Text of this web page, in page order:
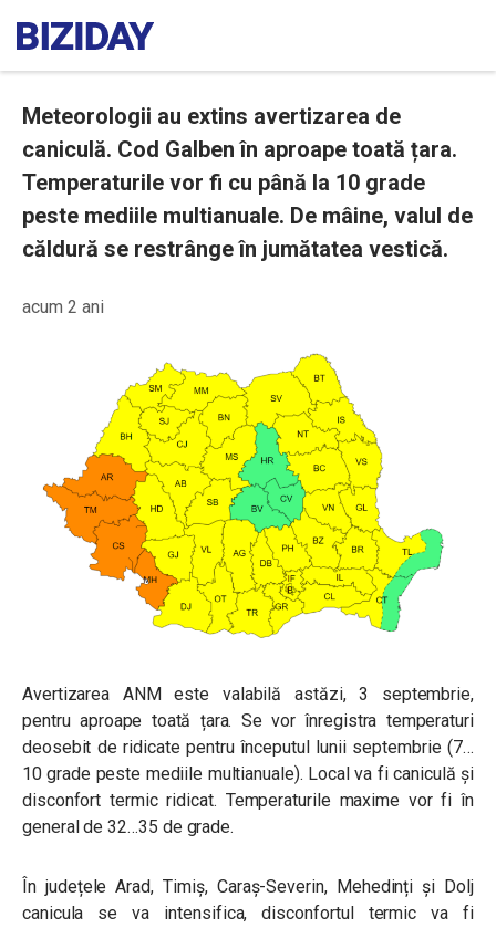
Meteorologii au extins avertizarea de
caniculă. Cod Galben în aproape toată țara.
Temperaturile vor fi cu până la 10 grade
peste mediile multianuale. De mâine, valul de
căldură se restrânge în jumătatea vestică.
acum 2 ani
Avertizarea ANM este valabilă astăzi, 3 septembrie,
pentru aproape toată țara. Se vor înregistra temperaturi
deosebit de ridicate pentru începutul lunii septembrie (7…
10 grade peste mediile multianuale). Local va fi caniculă și
disconfort termic ridicat. Temperaturile maxime vor fi în
general de 32…35 de grade.
În județele Arad, Timiș, Caraș-Severin, Mehedinți și Dolj
canicula se va intensifica, disconfortul termic va fi